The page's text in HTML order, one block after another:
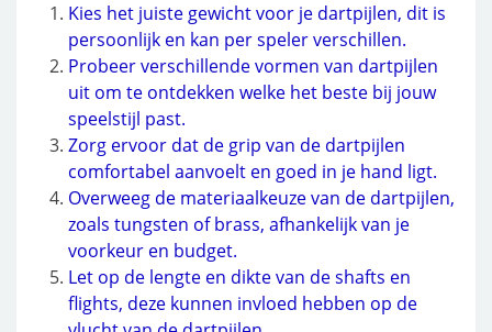
Kies het juiste gewicht voor je dartpijlen, dit is
persoonlijk en kan per speler verschillen.
Probeer verschillende vormen van dartpijlen
uit om te ontdekken welke het beste bij jouw
speelstijl past.
Zorg ervoor dat de grip van de dartpijlen
comfortabel aanvoelt en goed in je hand ligt.
Overweeg de materiaalkeuze van de dartpijlen,
zoals tungsten of brass, afhankelijk van je
voorkeur en budget.
Let op de lengte en dikte van de shafts en
flights, deze kunnen invloed hebben op de